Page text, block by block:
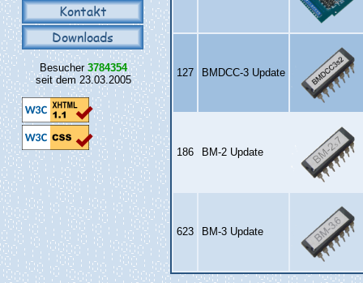
Kontakt
Downloads
Besucher 3784354
seit dem 23.03.2005
127 BMDCC‑3 Update
186 BM‑2 Update
623 BM‑3 Update